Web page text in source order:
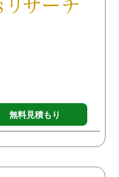
無料見積もり